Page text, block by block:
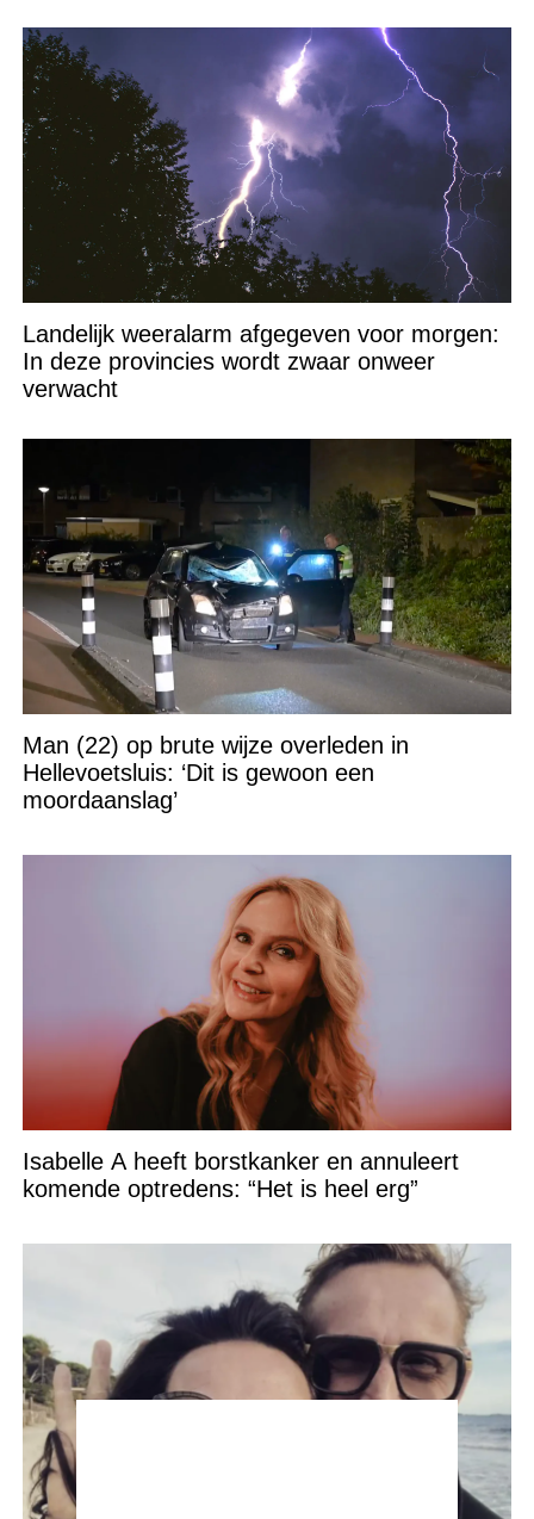
Landelijk weeralarm afgegeven voor morgen:
In deze provincies wordt zwaar onweer
verwacht
Man (22) op brute wijze overleden in
Hellevoetsluis: ‘Dit is gewoon een
moordaanslag’
Isabelle A heeft borstkanker en annuleert
komende optredens: “Het is heel erg”